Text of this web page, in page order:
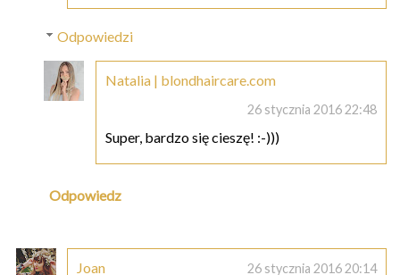
Odpowiedzi
Natalia | blondhaircare.com
26 stycznia 2016 22:48
Super, bardzo się cieszę! :-)))
Odpowiedz
Joan 26 stycznia 2016 20:14